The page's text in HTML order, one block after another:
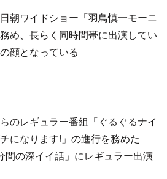
朝ワイドショー「羽鳥慎一モーニ
め、長らく同時間帯に出演してい
顔となっている
のレギュラー番組「ぐるぐるナイ
になります!」の進行を務めた
間の深イイ話」にレギュラー出演